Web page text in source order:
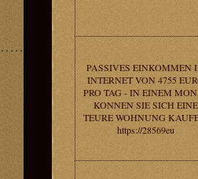
PASSIVES EINKOMMEN
INTERNET VON 4755
PRO TAG - IN EINEM
KONNEN SIE SICH EINE
TEURE WOHNUNG
https://28569eu